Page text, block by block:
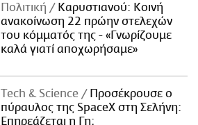
Πολιτική
Καρυστιανού: Κοινή
ανακοίνωση 22 πρώην στελεχών
του κόμματός της - «Γνωρίζουμε
καλά γιατί αποχωρήσαμε»
Τech & Science
Προσέκρουσε ο
πύραυλος της SpaceX στη Σελήνη:
Επηρεάζεται η Γη;